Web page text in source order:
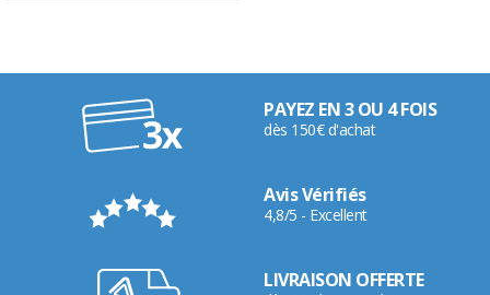
PAYEZ EN 3 OU 4 FOIS
dès 150€ d'achat
Avis Vérifiés
4,8/5 - Excellent
LIVRAISON OFFERTE